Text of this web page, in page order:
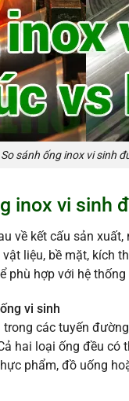
So sánh ống inox vi sinh
inox vi sinh
về kết cấu sản
liệu, bề mặt, kích
phù hợp với hệ
vi sinh
các tuyến
hai loại ống đều
phẩm, đồ uống